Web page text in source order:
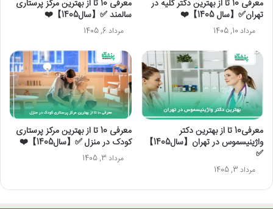
معرفی 10 تا از بهترین دکتر کلیه در
تهران✅【سال 1405】❤️
مرداد 10, 1405
معرفی 10 تا از بهترین مرکز پرستاری
سالمند ✅【سال1405】❤️
مرداد 6, 1405
معرفی10 تا از بهترین دکتر
واژینیسموس در تهران【سال1405】
✅
مرداد 3, 1405
معرفی 10 تا از بهترین مرکز پرستاری
کودک در منزل ✅【سال1405】❤️
مرداد 3, 1405